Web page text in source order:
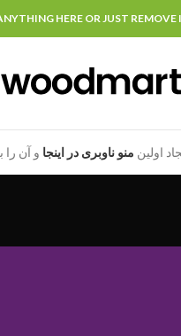
HERE OR JUST REMOVE
اولین منو ناوبری در اینجا و آن را